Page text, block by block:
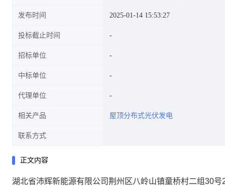
(吴年兵)
发布时间 2025-01-14 15:53:27
投标截止时间
招标单位
中标单位
代理单位
相关产品 屋顶分布式光伏发电
联系方式
正文内容
湖北省沛辉新能源有限公司荆州区八岭山镇童桥村二组30